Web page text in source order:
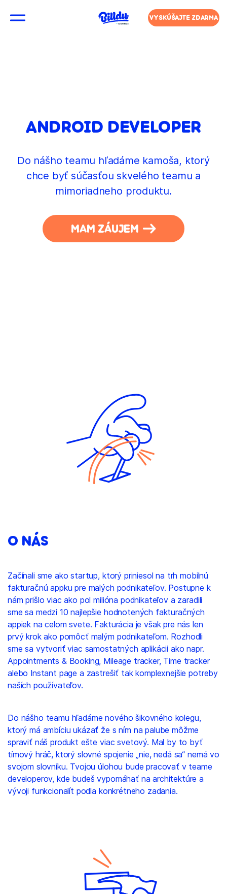
VYSKÚŠAJTE ZDARMA
ANDROID DEVELOPER
Do nášho teamu hľadáme kamoša, ktorý
chce byť súčasťou skvelého teamu a
mimoriadneho produktu.
MAM ZÁUJEM
O NÁS
Začínali sme ako startup, ktorý priniesol na trh mobilnú
fakturačnú appku pre malých podnikateľov. Postupne k
nám prišlo viac ako pol milióna podnikateľov a zaradili
sme sa medzi 10 najlepšie hodnotených fakturačných
appiek na celom svete. Fakturácia je však pre nás len
prvý krok ako pomôcť malým podnikateľom. Rozhodli
sme sa vytvoriť viac samostatných aplikácii ako napr.
Appointments & Booking, Mileage tracker, Time tracker
alebo Instant page a zastrešiť tak komplexnejšie potreby
naších používateľov.
Do nášho teamu hľadáme nového šikovného kolegu,
ktorý má ambíciu ukázať že s ním na palube môžme
spraviť náš produkt ešte viac svetový. Mal by to byť
tímový hráč, ktorý slovné spojenie „nie, nedá sa“ nemá vo
svojom slovníku. Tvojou úlohou bude pracovať v teame
developerov, kde budeš vypomáhať na architektúre a
vývoji funkcionalít podla konkrétneho zadania.